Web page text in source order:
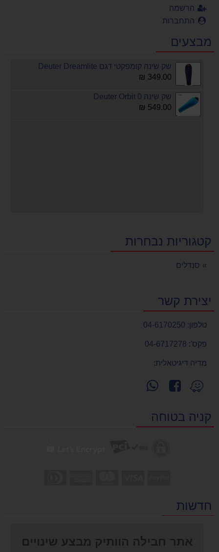
הרשמה
התחברות
מבצעים
שק שינה קומפקטי דגם Deuter Dreamlite
349.00 ₪
שק שינה Deuter Orbit 0
549.00 ₪
קטגוריות נבחרות
סנדלים
יצירת קשר
טלפון: 04-6170250
פקס': 04-6717278
מדיה דיגיטאלית:
מצא
אותנו
Waze
עקוב
אחרינו
facebookקניה בטוחה
חדשות
אתר חבילה הוותיק מבצע שינויים